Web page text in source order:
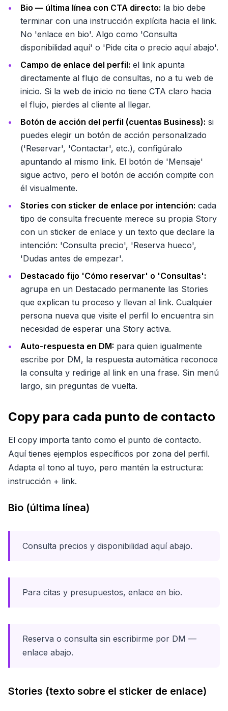
Bio — última línea con CTA directo: la bio debe
terminar con una instrucción explícita hacia el link.
No 'enlace en bio'. Algo como 'Consulta
disponibilidad aquí' o 'Pide cita o precio aquí abajo'.
Campo de enlace del perfil: el link apunta
directamente al flujo de consultas, no a tu web de
inicio. Si la web de inicio no tiene CTA claro hacia
el flujo, pierdes al cliente al llegar.
Botón de acción del perfil (cuentas Business): si
puedes elegir un botón de acción personalizado
('Reservar', 'Contactar', etc.), configúralo
apuntando al mismo link. El botón de 'Mensaje'
sigue activo, pero el botón de acción compite con
él visualmente.
Stories con sticker de enlace por intención: cada
tipo de consulta frecuente merece su propia Story
con un sticker de enlace y un texto que declare la
intención: 'Consulta precio', 'Reserva hueco',
'Dudas antes de empezar'.
Destacado fijo 'Cómo reservar' o 'Consultas':
agrupa en un Destacado permanente las Stories
que explican tu proceso y llevan al link. Cualquier
persona nueva que visite el perfil lo encuentra sin
necesidad de esperar una Story activa.
Auto-respuesta en DM: para quien igualmente
escribe por DM, la respuesta automática reconoce
la consulta y redirige al link en una frase. Sin menú
largo, sin preguntas de vuelta.
Copy para cada punto de contacto
El copy importa tanto como el punto de contacto.
Aquí tienes ejemplos específicos por zona del perfil.
Adapta el tono al tuyo, pero mantén la estructura:
instrucción + link.
Bio (última línea)
Consulta precios y disponibilidad aquí abajo.
Para citas y presupuestos, enlace en bio.
Reserva o consulta sin escribirme por DM —
enlace abajo.
Stories (texto sobre el sticker de enlace)